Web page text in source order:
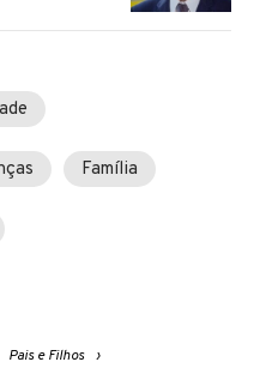
Família
Pais e Filhos